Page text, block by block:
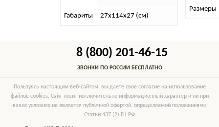
Габариты 27х114х27 (см)
Размеры
8 (800) 201-46-15
ЗВОНКИ ПО РОССИИ БЕСПЛАТНО
Пользуясь настоящим веб-сайтом, вы даете свое согласие на использование
файлов cookies. Сайт носит исключительно информационный характер и ни при
каких условиях не является публичной офертой, определяемой положениями
Статьи 437 (2) ГК РФ